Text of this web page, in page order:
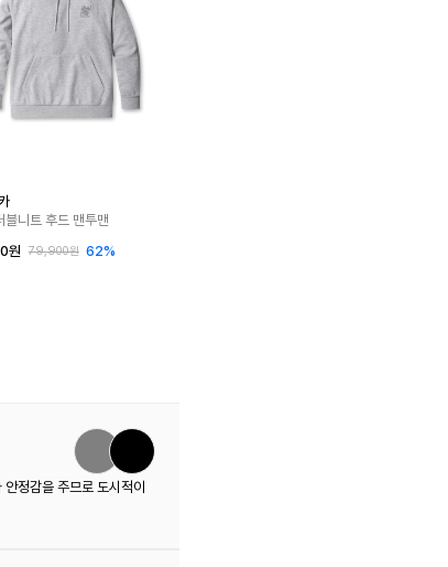
블니트 후드 맨투맨
원
79,900원 62%
정감을 주므로 도시적이